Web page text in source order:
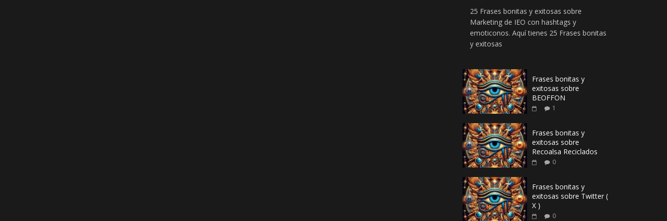
25 Frases bonitas y exitosas sobre
Marketing de IEO con hashtags y
emoticonos. Aquí tienes 25 Frases bonitas
y exitosas
Frases bonitas y
exitosas sobre
BEOFFON
1
Frases bonitas y
exitosas sobre
Recoalsa Reciclados
0
Frases bonitas y
exitosas sobre Twitter (
X )
0